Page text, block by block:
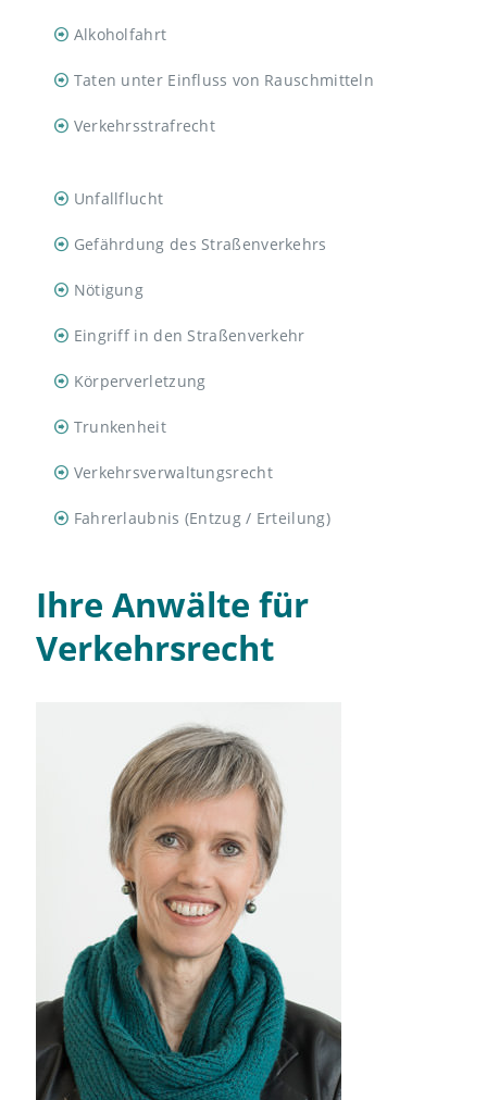
Alkoholfahrt
Taten unter Einfluss von Rauschmitteln
Verkehrsstrafrecht
Unfallflucht
Gefährdung des Straßenverkehrs
Nötigung
Eingriff in den Straßenverkehr
Körperverletzung
Trunkenheit
Verkehrsverwaltungsrecht
Fahrerlaubnis (Entzug / Erteilung)
Ihre Anwälte für
Verkehrsrecht